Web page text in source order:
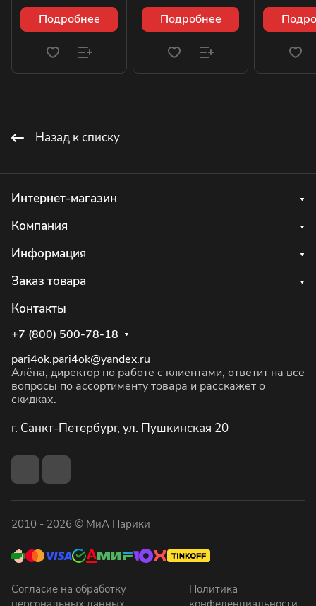
Подробнее Подробнее
Назад к списку
Интернет-магазин
Компания
Информация
Заказ товара
Контакты
+7 (800) 500-78-18
pari4ok.pari4ok@yandex.ru
Алёна, директор по работе с клиентами, ответит на все
вопросы по ассортименту товара и расскажет о
скидках.
г. Санкт-Петербург, ул. Пушкинская 20
2010 - 2026 © МиА Парики
Согласие на обработку
Политика